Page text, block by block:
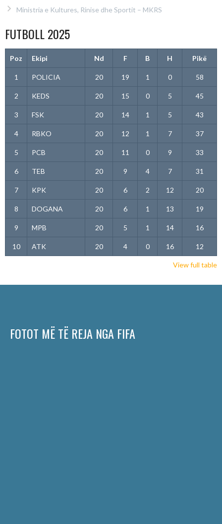
Ministria e Kultures, Rinise dhe Sportit – MKRS
FUTBOLL 2025
Poz Ekipi Nd F B H Pikë
1 POLICIA 20 19 1 0 58
2 KEDS 20 15 0 5 45
3 FSK 20 14 1 5 43
4 RBKO 20 12 1 7 37
5 PCB 20 11 0 9 33
6 TEB 20 9 4 7 31
7 KPK 20 6 2 12 20
8 DOGANA 20 6 1 13 19
9 MPB 20 5 1 14 16
10 ATK 20 4 0 16 12
View full table
FOTOT MË TË REJA NGA FIFA